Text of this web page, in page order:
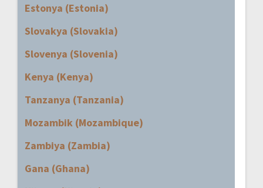
Estonya (Estonia)
Slovakya (Slovakia)
Slovenya (Slovenia)
Kenya (Kenya)
Tanzanya (Tanzania)
Mozambik (Mozambique)
Zambiya (Zambia)
Gana (Ghana)